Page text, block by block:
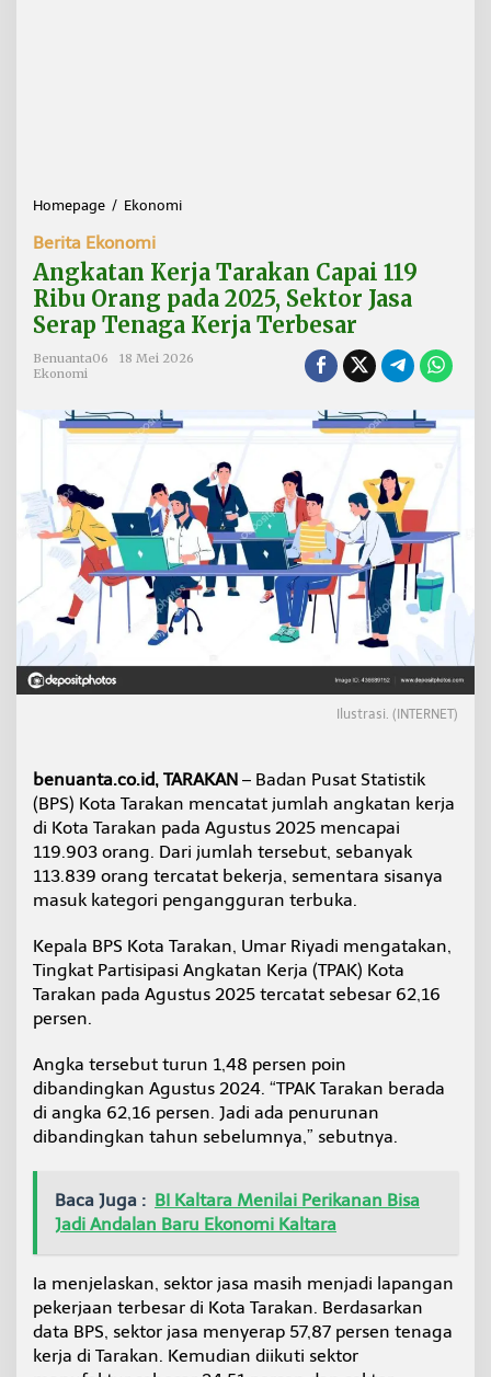
Homepage / Ekonomi
k
a
t
a
K
j
r
a
k
a
n
C
a
p
1
i
O
r
a
n
a
d
a
5
,
S
e
o
r
J
a
S
e
Berita Ekonomi
Angkatan Kerja Tarakan Capai 119
Ribu Orang pada 2025, Sektor Jasa
Serap Tenaga Kerja Terbesar
Benuanta06
18 Mei 2026
Ekonomi
Ilustrasi. (INTERNET)
benuanta.co.id, TARAKAN – Badan Pusat Statistik
(BPS) Kota Tarakan mencatat jumlah angkatan kerja
di Kota Tarakan pada Agustus 2025 mencapai
119.903 orang. Dari jumlah tersebut, sebanyak
113.839 orang tercatat bekerja, sementara sisanya
masuk kategori pengangguran terbuka.
Kepala BPS Kota Tarakan, Umar Riyadi mengatakan,
Tingkat Partisipasi Angkatan Kerja (TPAK) Kota
Tarakan pada Agustus 2025 tercatat sebesar 62,16
persen.
Angka tersebut turun 1,48 persen poin
dibandingkan Agustus 2024. “TPAK Tarakan berada
di angka 62,16 persen. Jadi ada penurunan
dibandingkan tahun sebelumnya,” sebutnya.
Baca Juga : BI Kaltara Menilai Perikanan Bisa
Jadi Andalan Baru Ekonomi Kaltara
Ia menjelaskan, sektor jasa masih menjadi lapangan
pekerjaan terbesar di Kota Tarakan. Berdasarkan
data BPS, sektor jasa menyerap 57,87 persen tenaga
kerja di Tarakan. Kemudian diikuti sektor